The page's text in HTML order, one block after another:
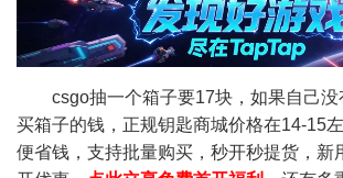
csgo抽一个箱子要17块，如果自己没
买箱子的钱，正规钥匙商城价格在14-15
便省钱，支持批量购买，秒开秒提货，新